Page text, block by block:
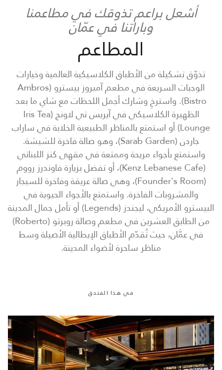
أشعل براعم تذوقك في مطاعمنا
وباراتنا في عمّان
المطاعم
تذوّق تشكيلة من الأطباق الكلاسيكية العالمية وخيارات
الوجبات السريعة في مطعم آمبروز بيسترو (Ambros
Bistro). واسترخِ وشارك أجمل اللحظات مع شاي ما بعد
الظهيرة الكلاسيكي في آيريس تي لاونج (Iris Tea
Lounge) أو استمتع بالمناظر الطبيعية الخلابة في ساراب
جاردن (Sarab Garden)، وهو صالة فاخرة للشيشة.
واستمتع بأجواء مريحة وممتعة في مقهى كنز اللبناني
(Kenz Lebanese Cafe)، أو تفضل بزيارة فاوندرز رووم
(Founder's Room)، وهي صالة عريقة وفاخرة للسيجار
والمشروبات الفاخرة. واستمتع بالأجواء الحيوية في
البيسترو الأمريكي، ليجندز (Legends) أو تأمل جمال المدينة
من الطابق العشرين في مطعم وصالة روبرتو (Roberto)
في عمَّان، حيث تُقدّم الأطباق الإيطالية الأصيلة وسط
مناظر ساحرة لأضواء المدينة.
في هذا الفندق